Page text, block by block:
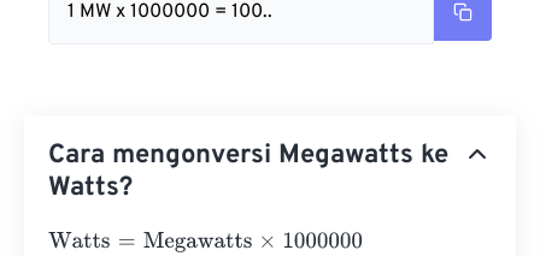
1 MW x 1000000 = 100..
Cara mengonversi Megawatts ke
Watts?
Watts= Megawatts×1000000